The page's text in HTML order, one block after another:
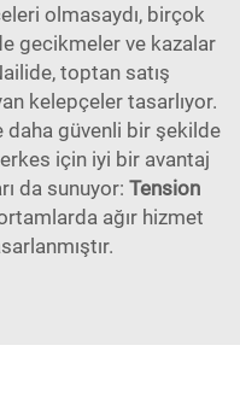
olmasaydı, birçok
gecikmeler ve kazalar
toptan satış
kelepçeler tasarlıyor.
daha güvenli bir şekilde
için iyi bir avantaj
da sunuyor: Tension
ağır hizmet